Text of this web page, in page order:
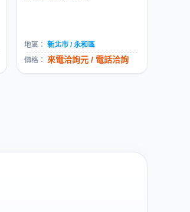
地區： 新北市 / 永和區
價格： 來電洽詢元 / 電話洽詢